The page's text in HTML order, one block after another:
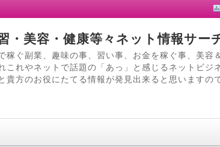
・美容・健康等々ネット情報サー
ぐ副業、趣味の事、習い事、お金を稼ぐ事、美容
れやネットで話題の「あっ」と感じるネットビジ
方のお役にたてる情報が発見出来ると思いますの